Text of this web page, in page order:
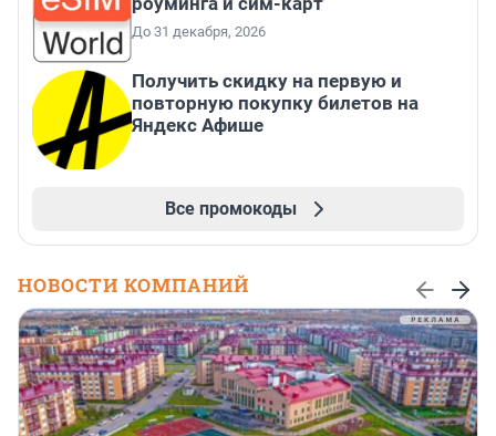
До 31 декабря, 2026
Получить скидку на первую и
повторную покупку билетов на
Яндекс Афише
Все промокоды
НОВОСТИ КОМПАНИЙ